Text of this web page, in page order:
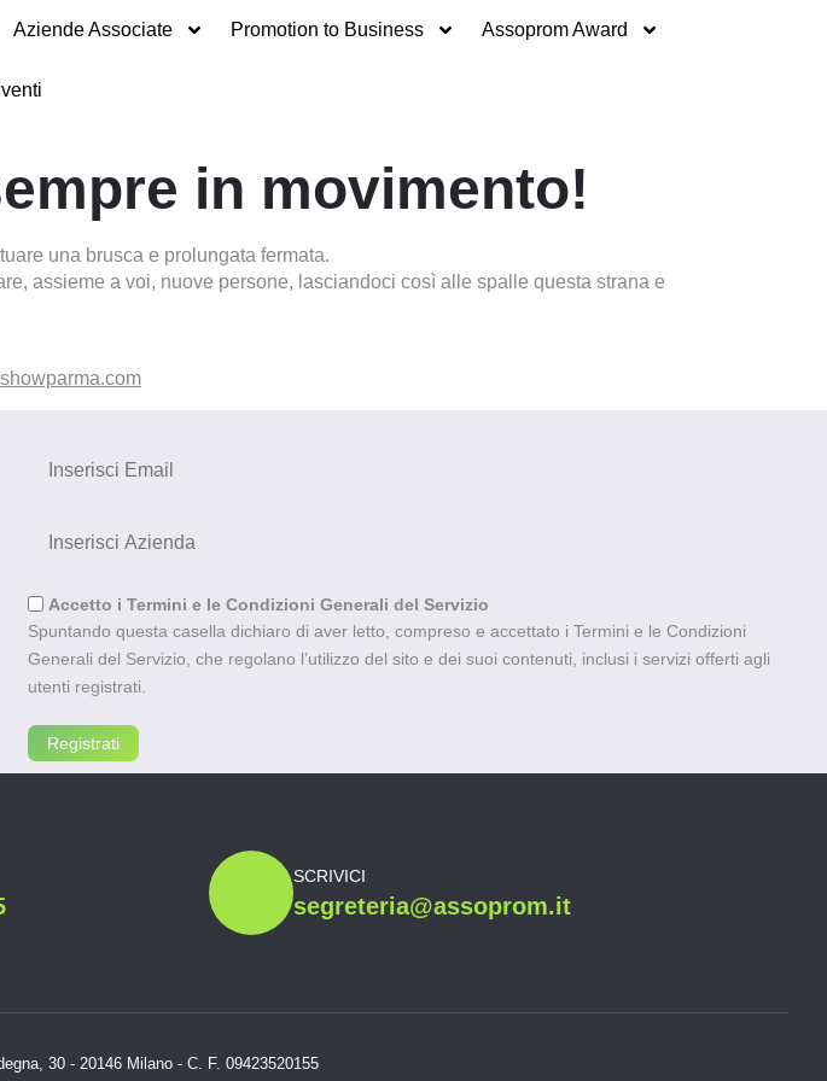
Aziende Associate Promotion to Business Assoprom Award
in movimento!
una brusca e prolungata fermata.
assieme a voi, nuove persone, lasciandoci così alle spalle questa strana e
Accetto i Termini e le Condizioni Generali del Servizio
Spuntando questa casella dichiaro di aver letto, compreso e accettato i Termini e le Condizioni
Generali del Servizio, che regolano l’utilizzo del sito e dei suoi contenuti, inclusi i servizi offerti agli
utenti registrati.
SCRIVICI
segreteria@assoprom.it
30 - 20146 Milano - C. F. 09423520155